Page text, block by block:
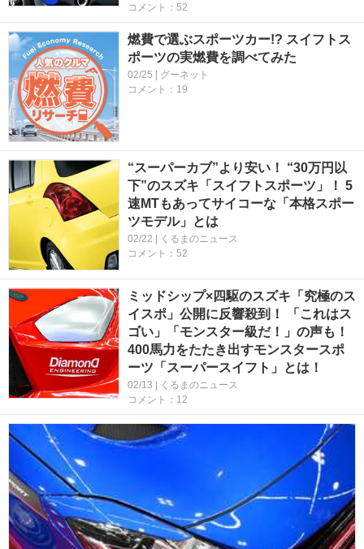
コメント：52
燃費で選ぶスポーツカー!? スイフトス
ポーツの実燃費を調べてみた
02/25 | グーネット
コメント：19
“スーパーカブ”より安い！ “30万円以
下”のスズキ「スイフトスポーツ」！ 5
速MTもあってサイコーな「本格スポー
ツモデル」とは
02/22 | くるまのニュース
コメント：52
ミッドシップ×四駆のスズキ「究極のス
イスポ」公開に反響殺到！ 「これはス
ゴい」「モンスター級だ！」の声も！
400馬力をたたき出すモンスタースポ
ーツ「スーパースイフト」とは！
02/13 | くるまのニュース
コメント：12